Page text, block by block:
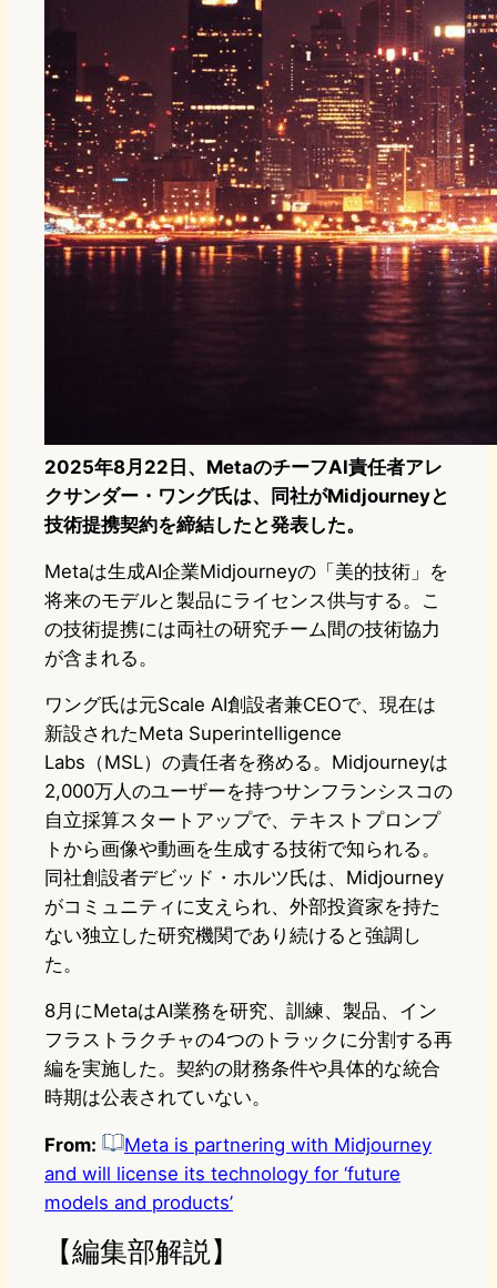
2025年8月22日、MetaのチーフAI責任者アレ
クサンダー・ワング氏は、同社がMidjourneyと
技術提携契約を締結したと発表した。
Metaは生成AI企業Midjourneyの「美的技術」を
将来のモデルと製品にライセンス供与する。こ
の技術提携には両社の研究チーム間の技術協力
が含まれる。
ワング氏は元Scale AI創設者兼CEOで、現在は
新設されたMeta Superintelligence
Labs（MSL）の責任者を務める。Midjourneyは
2,000万人のユーザーを持つサンフランシスコの
自立採算スタートアップで、テキストプロンプ
トから画像や動画を生成する技術で知られる。
同社創設者デビッド・ホルツ氏は、Midjourney
がコミュニティに支えられ、外部投資家を持た
ない独立した研究機関であり続けると強調し
た。
8月にMetaはAI業務を研究、訓練、製品、イン
フラストラクチャの4つのトラックに分割する再
編を実施した。契約の財務条件や具体的な統合
時期は公表されていない。
From:
Meta is partnering with Midjourney
and will license its technology for ‘future
models and products’
【編集部解説】